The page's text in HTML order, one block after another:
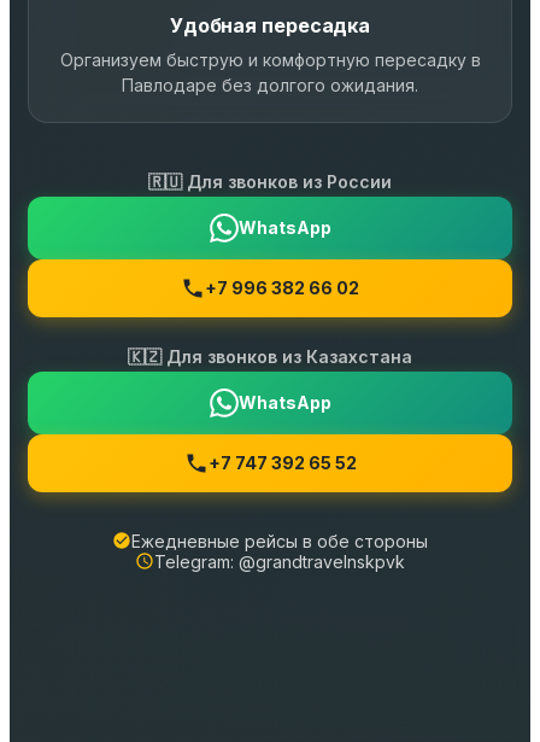
Удобная пересадка
Организуем быструю и комфортную пересадку в
Павлодаре без долгого ожидания.
🇷🇺 Для звонков из России
WhatsApp
+7 996 382 66 02
🇰🇿 Для звонков из Казахстана
WhatsApp
+7 747 392 65 52
Ежедневные рейсы в обе стороны
Telegram: @grandtravelnskpvk